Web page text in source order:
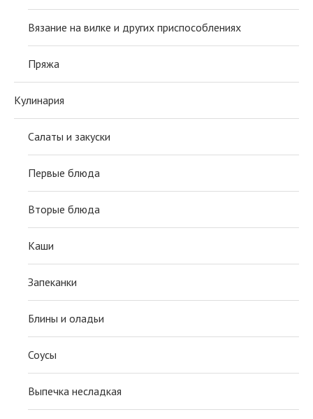
Вязание на вилке и других приспособлениях
Пряжа
Кулинария
Салаты и закуски
Первые блюда
Вторые блюда
Каши
Запеканки
Блины и оладьи
Соусы
Выпечка несладкая